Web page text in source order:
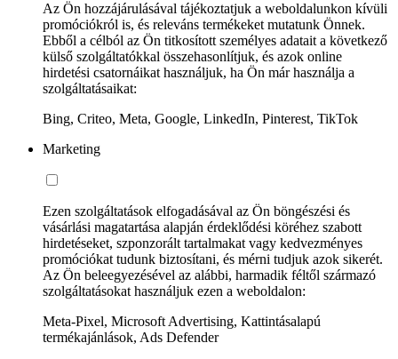
Az Ön hozzájárulásával tájékoztatjuk a weboldalunkon kívüli
promóciókról is, és releváns termékeket mutatunk Önnek.
Ebből a célból az Ön titkosított személyes adatait a következő
külső szolgáltatókkal összehasonlítjuk, és azok online
hirdetési csatornáikat használjuk, ha Ön már használja a
szolgáltatásaikat:
Bing, Criteo, Meta, Google, LinkedIn, Pinterest, TikTok
Marketing
Ezen szolgáltatások elfogadásával az Ön böngészési és
vásárlási magatartása alapján érdeklődési köréhez szabott
hirdetéseket, szponzorált tartalmakat vagy kedvezményes
promóciókat tudunk biztosítani, és mérni tudjuk azok sikerét.
Az Ön beleegyezésével az alábbi, harmadik féltől származó
szolgáltatásokat használjuk ezen a weboldalon:
Meta-Pixel, Microsoft Advertising, Kattintásalapú
termékajánlások, Ads Defender